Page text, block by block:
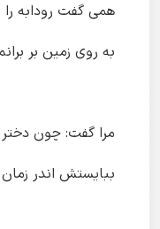
همی گفت رودابه
به روی زمین بر
مرا گفت: چون
ببایستش اندر